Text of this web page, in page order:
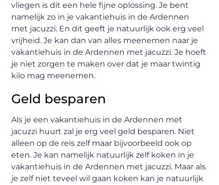
vliegen is dit een hele fijne oplossing. Je bent
namelijk zo in je vakantiehuis in de Ardennen
met jacuzzi. En dit geeft je natuurlijk ook erg veel
vrijheid. Je kan dan van alles meenemen naar je
vakantiehuis in de Ardennen met jacuzzi. Je hoeft
je niet zorgen te maken over dat je maar twintig
kilo mag meenemen.
Geld besparen
Als je een vakantiehuis in de Ardennen met
jacuzzi huurt zal je erg veel geld besparen. Niet
alleen op de reis zelf maar bijvoorbeeld ook op
eten. Je kan namelijk natuurlijk zelf koken in je
vakantiehuis in de Ardennen met jacuzzi. Maar als
je zelf niet teveel wil gaan koken kan je natuurlijk